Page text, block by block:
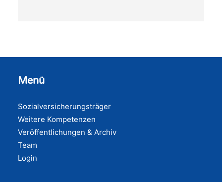
Menü
Sozialversicherungsträger
Weitere Kompetenzen
Veröffentlichungen & Archiv
Team
Login